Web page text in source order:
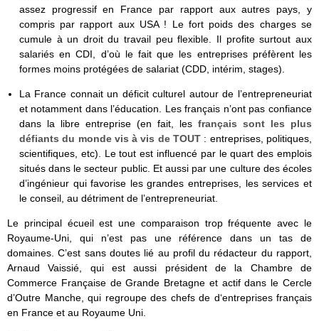
assez progressif en France par rapport aux autres pays, y
compris par rapport aux USA ! Le fort poids des charges se
cumule à un droit du travail peu flexible. Il profite surtout aux
salariés en CDI, d’où le fait que les entreprises préfèrent les
formes moins protégées de salariat (CDD, intérim, stages).
La France connait un déficit culturel autour de l’entrepreneuriat
et notamment dans l’éducation. Les français n’ont pas confiance
dans la libre entreprise (en fait, les français sont les plus
défiants du monde vis à vis de TOUT : entreprises, politiques,
scientifiques, etc). Le tout est influencé par le quart des emplois
situés dans le secteur public. Et aussi par une culture des écoles
d’ingénieur qui favorise les grandes entreprises, les services et
le conseil, au détriment de l’entrepreneuriat.
Le principal écueil est une comparaison trop fréquente avec le
Royaume-Uni, qui n’est pas une référence dans un tas de
domaines. C’est sans doutes lié au profil du rédacteur du rapport,
Arnaud Vaissié, qui est aussi président de la Chambre de
Commerce Française de Grande Bretagne et actif dans le Cercle
d’Outre Manche, qui regroupe des chefs de d‘entreprises français
en France et au Royaume Uni.